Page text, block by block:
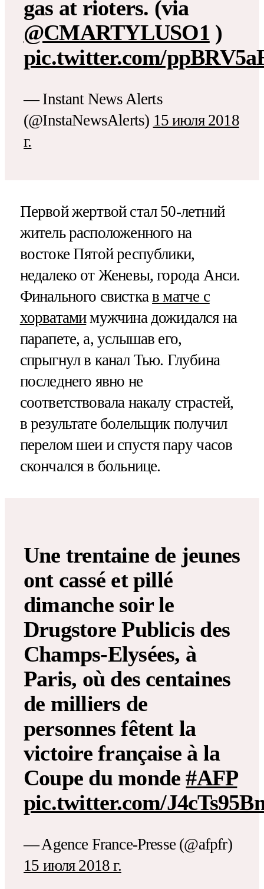
gas at rioters. (via
@CMARTYLUSO1 )
pic.twitter.com/
— Instant News Alerts
(@InstaNewsAlerts) 15 июля 2018
г.
Первой жертвой стал 50-летний
житель расположенного на
востоке Пятой республики,
недалеко от Женевы, города Анси.
Финального свисткав матче с
хорватамимужчина дожидался на
парапете, а, услышав его,
спрыгнул в канал Тью. Глубина
последнего явно не
соответствовала накалу страстей,
в результате болельщик получил
перелом шеи и спустя пару часов
скончался в больнице.
Une trentaine de jeunes
ont cassé et pillé
dimanche soir le
Drugstore Publicis des
Champs-Elysées, à
Paris, où des centaines
de milliers de
personnes fêtent la
victoire française à la
Coupe du monde#AFP
pic.twitter.com/
— Agence France-Presse (@afpfr)
15 июля 2018 г.